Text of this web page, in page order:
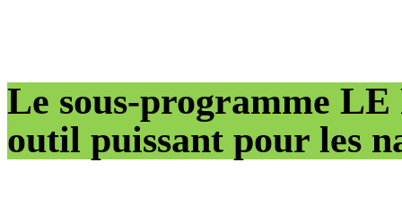
Le sous-programme
outil puissant pour les